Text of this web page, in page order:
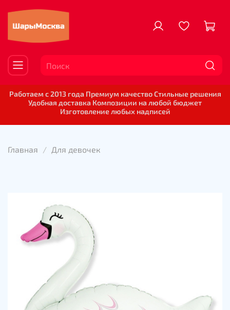
Работаем с 2013 года Премиум качество Стильные решения
Удобная доставка Композиции на любой бюджет
Изготовление любых надписей
Главная Для девочек